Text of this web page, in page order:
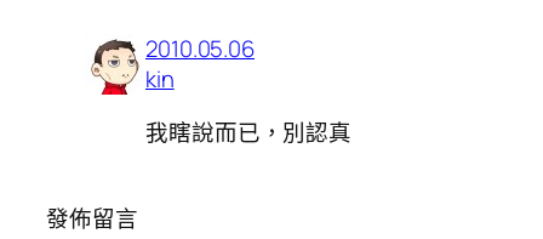
2010.05.06
kin
我瞎說而已，別認真
發佈留言